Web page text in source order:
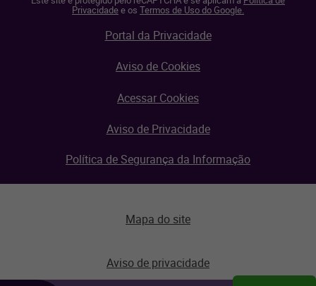
Privacidadee os Termos de Uso do Google.
Portal da Privacidade
Aviso de Cookies
Acessar Cookies
Aviso de Privacidade
Política de Segurança da Informação
Mapa do site
Aviso de privacidade